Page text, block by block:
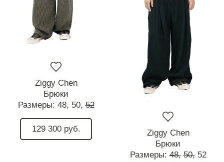
Ziggy Chen
Брюки
Размеры: 48, 50, 52
129 300 руб.
Ziggy Chen
Брюки
Размеры:48, 50, 52